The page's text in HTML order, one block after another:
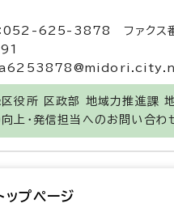
：052-625-3878 ファクス
：
区役所 区政部 地域力推進課
向上・発信担当へのお問い合わ
ップページ